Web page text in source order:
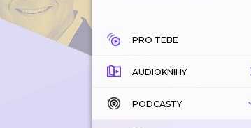
PRO TEBE
AUDIOKNIHY
KATALOG
PODCASTY